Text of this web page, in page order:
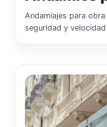
Andamiajes para
seguridad y